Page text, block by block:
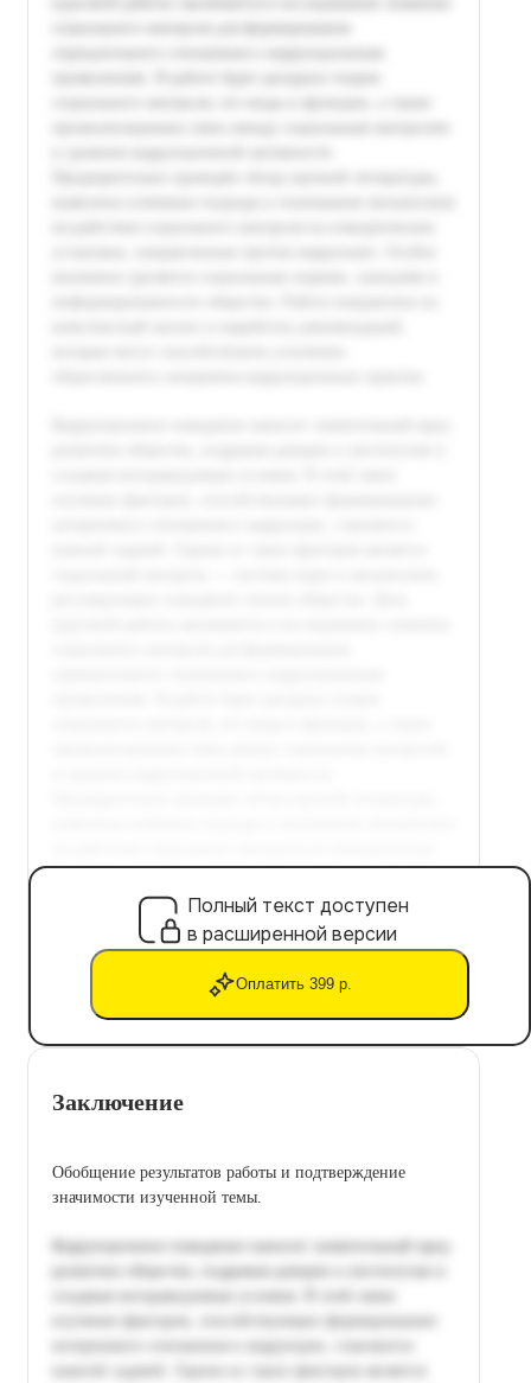
Полный текст доступен
в расширенной версии
Оплатить 399 р.
Заключение
Обобщение результатов работы и подтверждение
значимости изученной темы.